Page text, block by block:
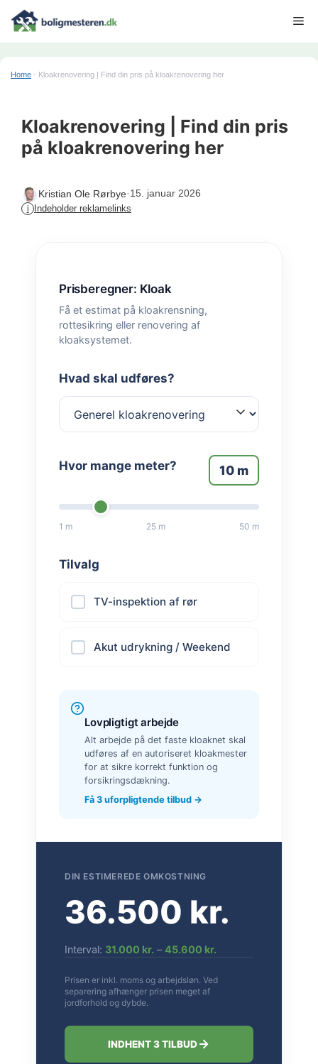
Home - Kloakrenovering | Find din pris på kloakrenovering her
Kloakrenovering | Find din pris
på kloakrenovering her
Kristian Ole Rørbye·15. januar 2026
i Indeholder reklamelinks
Prisberegner: Kloak
Få et estimat på kloakrensning,
rottesikring eller renovering af
kloaksystemet.
Hvad skal udføres?
Hvor mange meter? 10 m
1 m 25 m 50 m
Tilvalg
TV-inspektion af rør
Akut udrykning / Weekend
Lovpligtigt arbejde
Alt arbejde på det faste kloaknet skal
udføres af en autoriseret kloakmester
for at sikre korrekt funktion og
forsikringsdækning.
Få 3 uforpligtende tilbud →
DIN ESTIMEREDE OMKOSTNING
36.500 kr.
Interval: 31.000 kr. – 45.600 kr.
Prisen er inkl. moms og arbejdsløn. Ved
separering afhænger prisen meget af
jordforhold og dybde.
INDHENT 3 TILBUD